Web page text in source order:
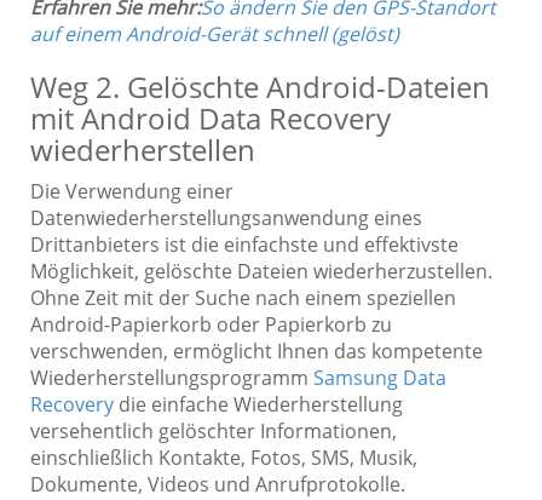
Erfahren Sie mehr:So ändern Sie den GPS-Standort
auf einem Android-Gerät schnell (gelöst)
Weg 2. Gelöschte Android-Dateien
mit Android Data Recovery
wiederherstellen
Die Verwendung einer
Datenwiederherstellungsanwendung eines
Drittanbieters ist die einfachste und effektivste
Möglichkeit, gelöschte Dateien wiederherzustellen.
Ohne Zeit mit der Suche nach einem speziellen
Android-Papierkorb oder Papierkorb zu
verschwenden, ermöglicht Ihnen das kompetente
Wiederherstellungsprogramm Samsung Data
Recovery die einfache Wiederherstellung
versehentlich gelöschter Informationen,
einschließlich Kontakte, Fotos, SMS, Musik,
Dokumente, Videos und Anrufprotokolle.